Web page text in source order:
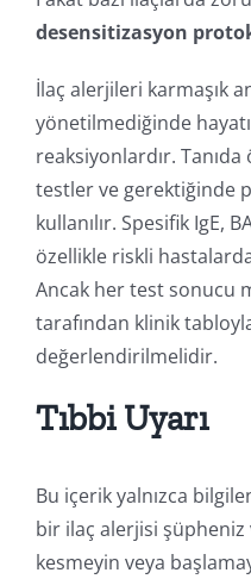
desensitizasyon
İlaç alerjileri karmaşık
yönetilmediğinde
reaksiyonlardır.
testler ve gerektiğinde
kullanılır. Spesifik IgE,
özellikle riskli
Ancak her test sonucu
tarafından klinik
değerlendirilmelidir.
Tıbbi Uyarı
Bu içerik yalnızca
bir ilaç alerjisi
kesmeyin veya